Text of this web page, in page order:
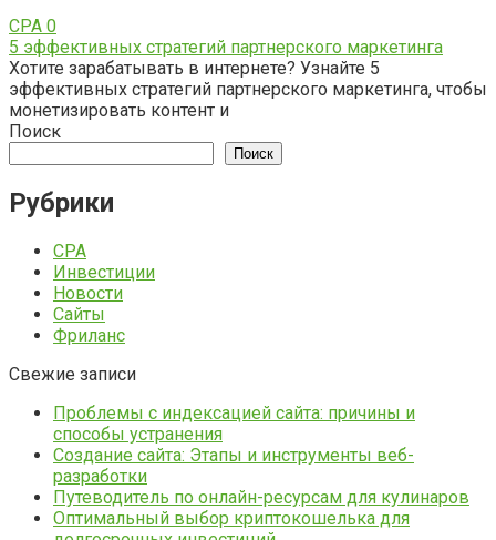
CPA 0
5 эффективных стратегий партнерского маркетинга
Хотите зарабатывать в интернете? Узнайте 5
эффективных стратегий партнерского маркетинга, чтобы
монетизировать контент и
Поиск
Поиск
Рубрики
CPA
Инвестиции
Новости
Сайты
Фриланс
Свежие записи
Проблемы с индексацией сайта: причины и
способы устранения
Создание сайта: Этапы и инструменты веб-
разработки
Путеводитель по онлайн-ресурсам для кулинаров
Оптимальный выбор криптокошелька для